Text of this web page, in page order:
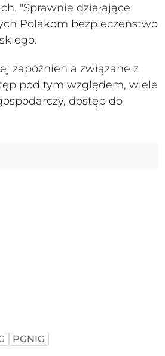
"Sprawnie działające
Polakom bezpieczeństwo
zapóźnienia związane z
pod tym względem, wiele
dostęp do
PGNIG